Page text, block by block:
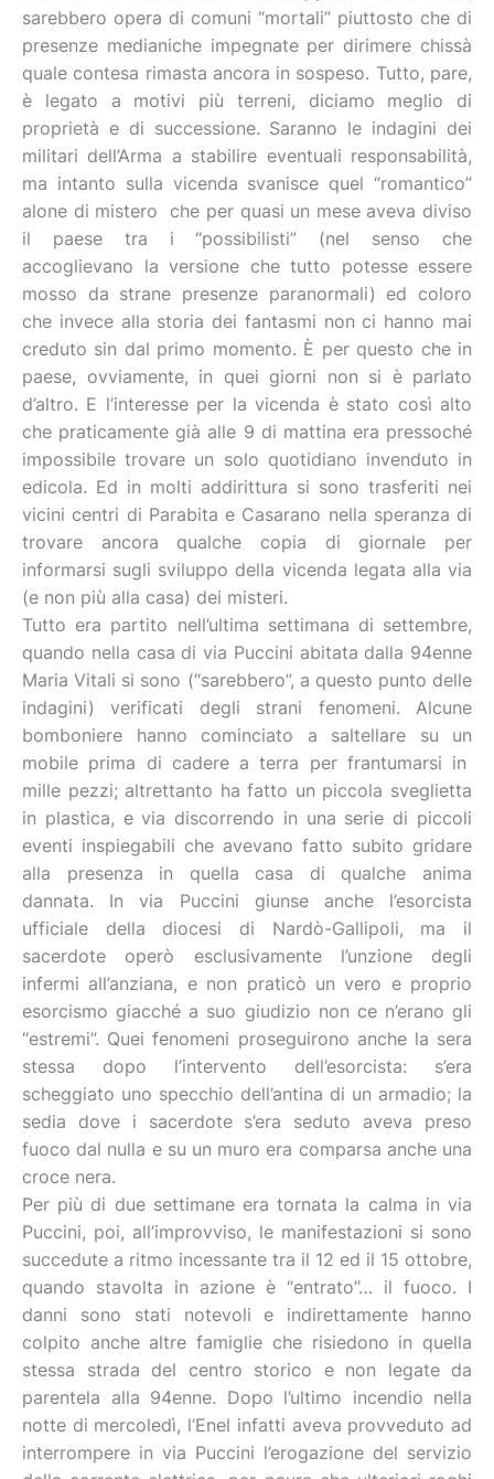
sarebbero opera di comuni “mortali” piuttosto che di
presenze medianiche impegnate per dirimere chissà
quale contesa rimasta ancora in sospeso. Tutto, pare,
è legato a motivi più terreni, diciamo meglio di
proprietà e di successione. Saranno le indagini dei
militari dell’Arma a stabilire eventuali responsabilità,
ma intanto sulla vicenda svanisce quel “romantico”
alone di mistero che per quasi un mese aveva diviso
il paese tra i “possibilisti” (nel senso che
accoglievano la versione che tutto potesse essere
mosso da strane presenze paranormali) ed coloro
che invece alla storia dei fantasmi non ci hanno mai
creduto sin dal primo momento. È per questo che in
paese, ovviamente, in quei giorni non si è parlato
d’altro. E l’interesse per la vicenda è stato così alto
che praticamente già alle 9 di mattina era pressoché
impossibile trovare un solo quotidiano invenduto in
edicola. Ed in molti addirittura si sono trasferiti nei
vicini centri di Parabita e Casarano nella speranza di
trovare ancora qualche copia di giornale per
informarsi sugli sviluppo della vicenda legata alla via
(e non più alla casa) dei misteri.
Tutto era partito nell’ultima settimana di settembre,
quando nella casa di via Puccini abitata dalla 94enne
Maria Vitali si sono (“sarebbero”, a questo punto delle
indagini) verificati degli strani fenomeni. Alcune
bomboniere hanno cominciato a saltellare su un
mobile prima di cadere a terra per frantumarsi in
mille pezzi; altrettanto ha fatto un piccola sveglietta
in plastica, e via discorrendo in una serie di piccoli
eventi inspiegabili che avevano fatto subito gridare
alla presenza in quella casa di qualche anima
dannata. In via Puccini giunse anche l’esorcista
ufficiale della diocesi di Nardò-Gallipoli, ma il
sacerdote operò esclusivamente l’unzione degli
infermi all’anziana, e non praticò un vero e proprio
esorcismo giacché a suo giudizio non ce n’erano gli
“estremi”. Quei fenomeni proseguirono anche la sera
stessa dopo l’intervento dell’esorcista: s’era
scheggiato uno specchio dell’antina di un armadio; la
sedia dove i sacerdote s’era seduto aveva preso
fuoco dal nulla e su un muro era comparsa anche una
croce nera.
Per più di due settimane era tornata la calma in via
Puccini, poi, all’improvviso, le manifestazioni si sono
succedute a ritmo incessante tra il 12 ed il 15 ottobre,
quando stavolta in azione è “entrato”… il fuoco. I
danni sono stati notevoli e indirettamente hanno
colpito anche altre famiglie che risiedono in quella
stessa strada del centro storico e non legate da
parentela alla 94enne. Dopo l’ultimo incendio nella
notte di mercoledì, l’Enel infatti aveva provveduto ad
interrompere in via Puccini l’erogazione del servizio